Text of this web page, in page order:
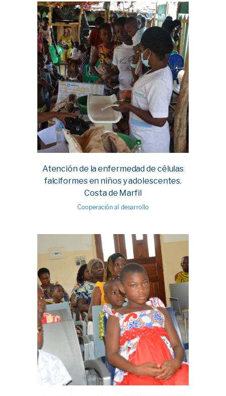
Atención de la enfermedad de células
falciformes en niños y adolescentes.
Costa de Marfil
Cooperación al desarrollo